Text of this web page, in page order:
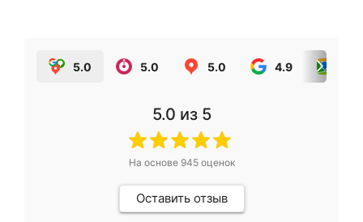
5.0 5.0 5.0 4.9
5.0 из 5
На основе 945оценок
Оставить отзыв